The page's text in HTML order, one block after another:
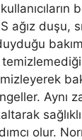
ağız duşu,
Aynı
olur.